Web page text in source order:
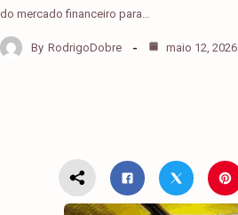
do mercado financeiro para…
By RodrigoDobre maio 12, 2026